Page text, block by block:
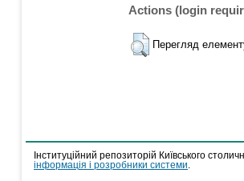
Actions (login
Перегляд
Інституційний репозиторій Київського
інформація і розробники системи